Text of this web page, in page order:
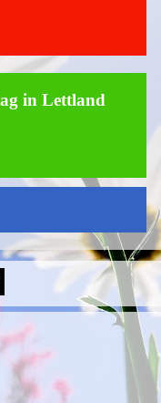
in Lettland